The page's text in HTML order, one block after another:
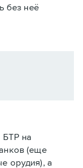
без неё
БТР на
(еще
орудия), а